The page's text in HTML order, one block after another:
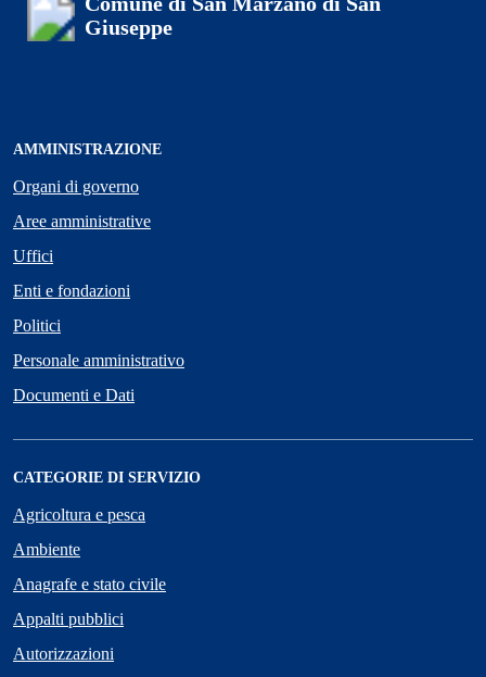
Giuseppe
AMMINISTRAZIONE
Organi di governo
Aree amministrative
Uffici
Enti e fondazioni
Politici
Personale amministrativo
Documenti e Dati
CATEGORIE DI SERVIZIO
Agricoltura e pesca
Ambiente
Anagrafe e stato civile
Appalti pubblici
Autorizzazioni